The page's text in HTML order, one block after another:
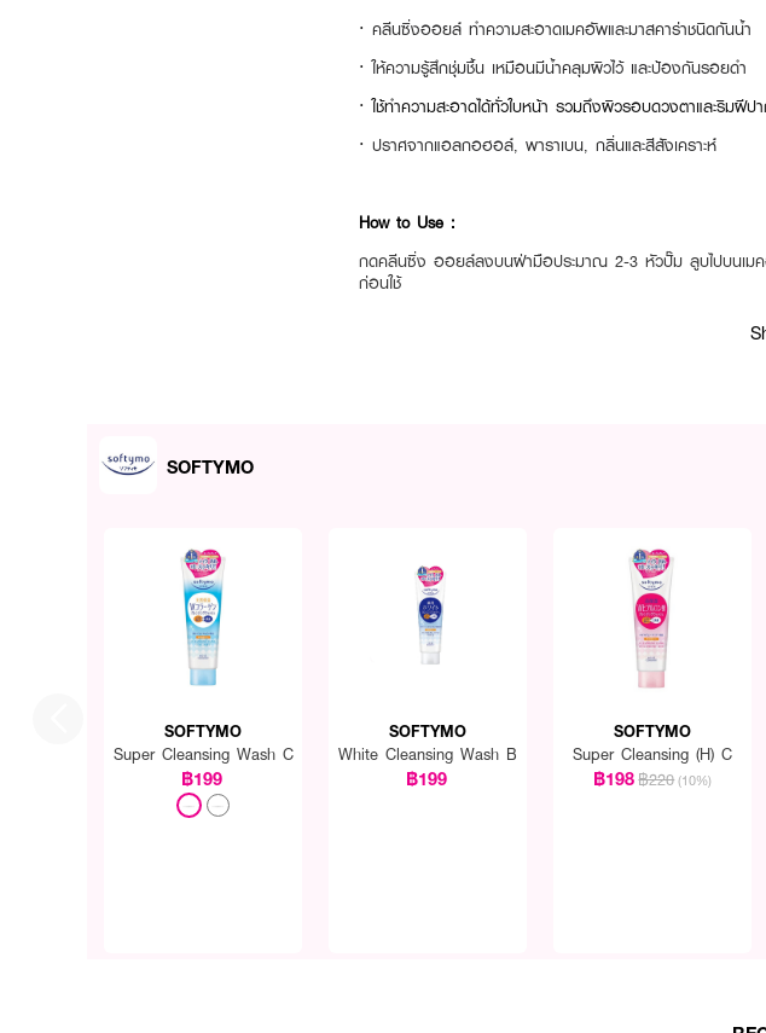
· คลีนซิ่งออยล์ ทำความสะอาดเมคอัพและมาสคาร่าชนิดกันน้ำ
· ให้ความรู้สึกชุ่มชื้น เหมือนมีน้ำคลุมผิวไว้ และป้องกันรอยดำ
· ใช้ทำความสะอาดได้ทั่วใบหน้า รวมถึงผิวรอบดวงตาและริมฝีป
· ปราศจากแอลกอฮอล์, พาราเบน, กลิ่นและสีสังเคราะห์
How to Use :
กดคลีนซิ่ง ออยล์ลงบนฝ่ามือประมาณ 2-3 หัวปั๊ม ลูบไปบนเมค
ก่อนใช้
SOFTYMO
SOFTYMO
Super Cleansing Wash C
฿199
SOFTYMO
White Cleansing Wash B
฿199
SOFTYMO
Super Cleansing (H) C
฿198฿220 (10%)